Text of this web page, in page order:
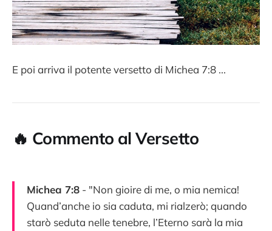
E poi arriva il potente versetto di Michea 7:8 ...
🔥 Commento al Versetto
Michea 7:8 - "Non gioire di me, o mia nemica!
Quand’anche io sia caduta, mi rialzerò; quando
starò seduta nelle tenebre, l’Eterno sarà la mia